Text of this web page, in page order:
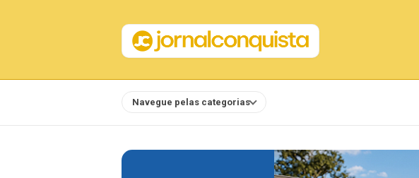
Navegue pelas categorias